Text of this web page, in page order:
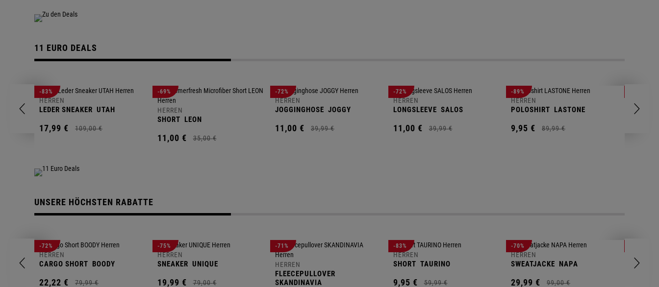
11 EURO DEALS
-83%
HERREN
LEDER SNEAKER UTAH
17,99 € 109,00 €
-69%
HERREN
SHORT LEON
11,00 € 35,00 €
-72%
HERREN
JOGGINGHOSE JOGGY
11,00 € 39,99 €
-72%
HERREN
LONGSLEEVE SALOS
11,00 € 39,99 €
-89%
HERREN
POLOSHIRT LASTONE
9,95 € 89,99 €
SHORT
UNSERE HÖCHSTEN RABATTE
-72%
HERREN
CARGO SHORT BOODY
22,22 € 79,99 €
-75%
HERREN
SNEAKER UNIQUE
19,99 € 79,00 €
-71%
HERREN
FLEECEPULLOVER
SKANDINAVIA
-83%
HERREN
SHORT TAURINO
9,95 € 59,99 €
-70%
HERREN
SWEATJACKE NAPA
29,99 € 99,00 €